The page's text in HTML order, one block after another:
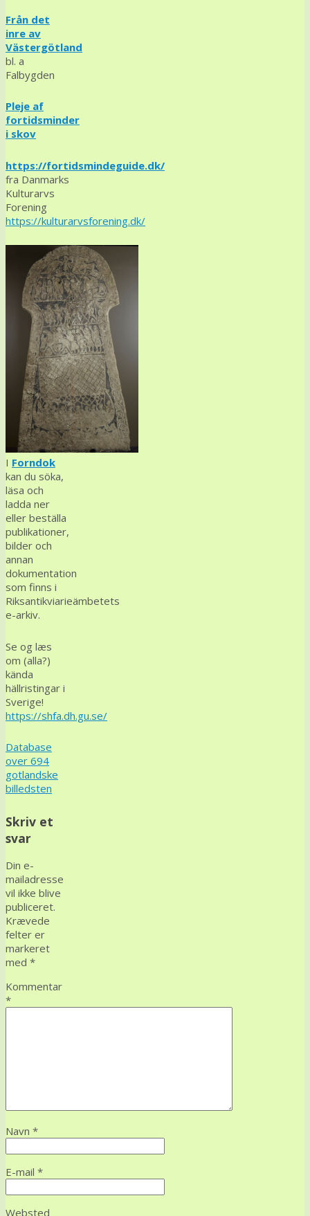
Från det
inre av
Västergötland
bl. a
Falbygden
Pleje af
fortidsminder
i skov
https://fortidsmindeguide.dk/
fra Danmarks
Kulturarvs
Forening
https://kulturarvsforening.dk/
I Forndok
kan du söka,
läsa och
ladda ner
eller beställa
publikationer,
bilder och
annan
dokumentation
som finns i
Riksantikviarieämbetets
e-arkiv.
Se og læs
om (alla?)
kända
hällristingar i
Sverige!
https://shfa.dh.gu.se/
Database
over 694
gotlandske
billedsten
Skriv et
svar
Din e-
mailadresse
vil ikke blive
publiceret.
Krævede
felter er
markeret
med *
Kommentar
*
Navn *
E-mail *
Websted